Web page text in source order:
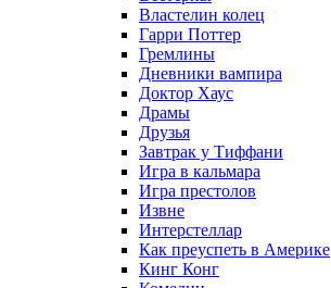
Властелин колец
Гарри Поттер
Гремлины
Дневники вампира
Доктор Хаус
Драмы
Друзья
Завтрак у Тиффани
Игра в кальмара
Игра престолов
Извне
Интерстеллар
Как преуспеть в Америке
Кинг Конг